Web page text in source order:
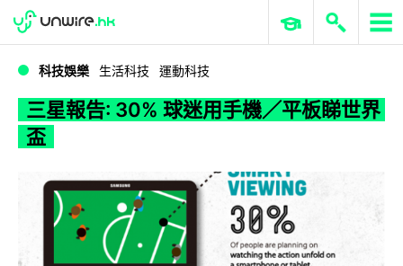
三星報告: 30% 球迷用手機／平板睇世界盃
WWDC 2026 ERP 與商業 AI
科技娛樂 生活科技 運動科技
三星報告: 30% 球迷用手機／平板睇世界
盃